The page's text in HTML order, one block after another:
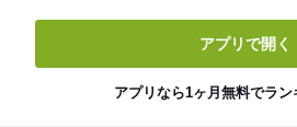
アプリで開く
アプリなら1ヶ月無料でラン